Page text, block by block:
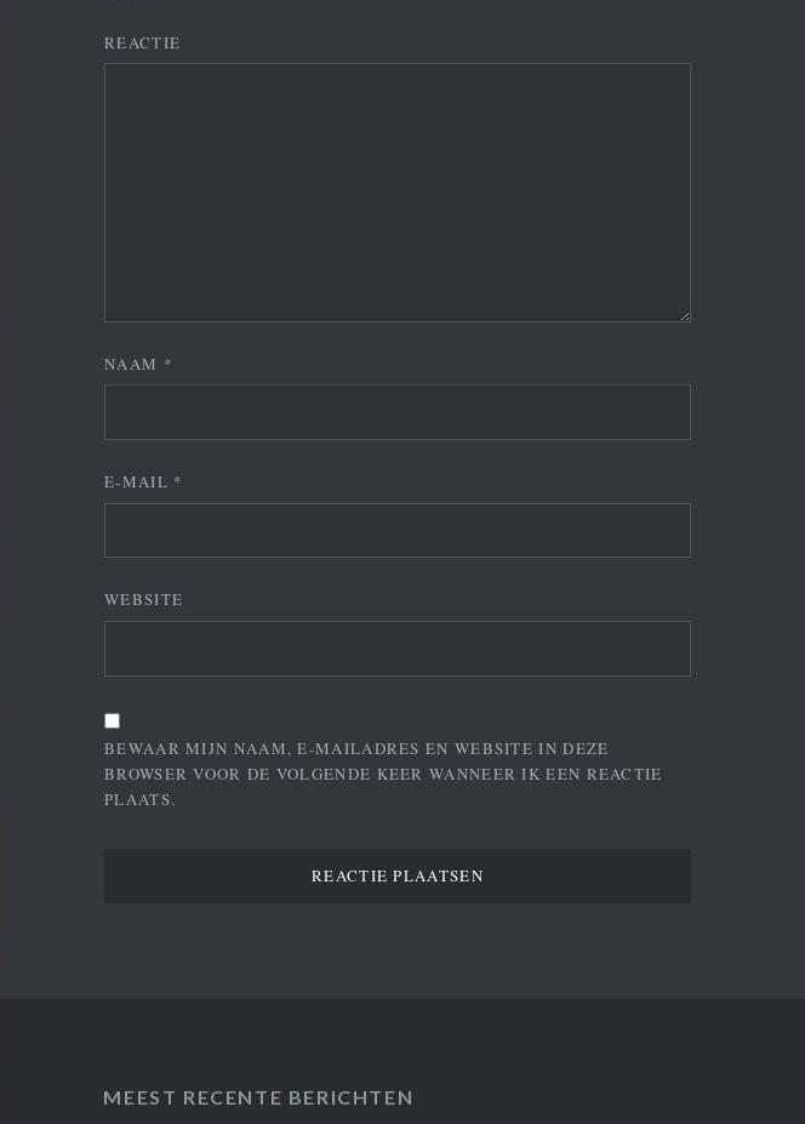
REACTIE
NAAM *
E-MAIL *
WEBSITE
BEWAAR MIJN NAAM, E-MAILADRES EN WEBSITE IN DEZE
BROWSER VOOR DE VOLGENDE KEER WANNEER IK EEN REACTIE
PLAATS.
MEEST RECENTE BERICHTEN